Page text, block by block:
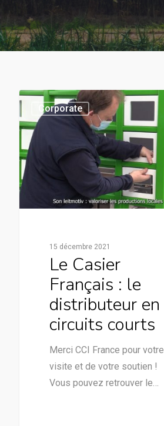
Corporate
15 décembre 2021
Le Casier
Français : le
distributeur en
circuits courts
Merci CCI France pour votre
visite et de votre soutien !
Vous pouvez retrouver le…